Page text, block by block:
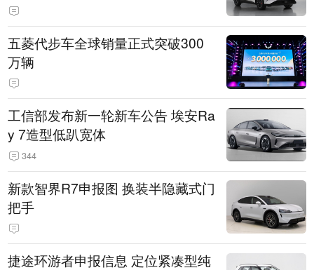
五菱代步车全球销量正式突破300
万辆
工信部发布新一轮新车公告 埃安Ra
y 7造型低趴宽体
344
新款智界R7申报图 换装半隐藏式门
把手
捷途环游者申报信息 定位紧凑型纯